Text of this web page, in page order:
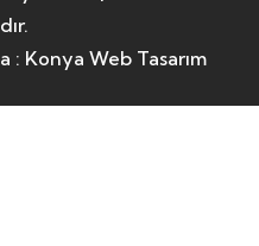
: Konya Web Tasarım